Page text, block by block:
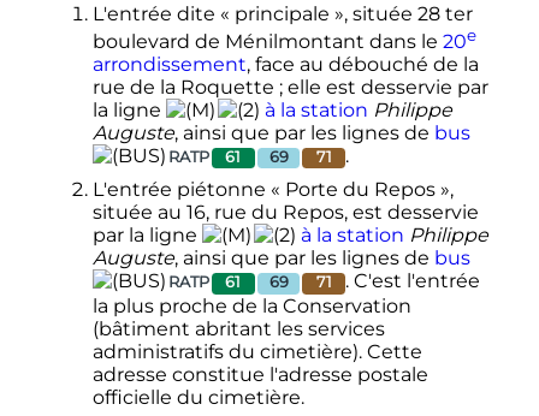
L'entrée dite « principale », située 28 ter
boulevard de Ménilmontant dans le 20e
arrondissement, face au débouché de la
rue de la Roquette ; elle est desservie par
la ligne
à la station Philippe
Auguste, ainsi que par les lignes de bus
RATP 61 69 71
.
L'entrée piétonne « Porte du Repos »,
située au 16, rue du Repos, est desservie
par la ligne
à la station Philippe
Auguste, ainsi que par les lignes de bus
RATP 61 69 71
. C'est l'entrée
la plus proche de la Conservation
(bâtiment abritant les services
administratifs du cimetière). Cette
adresse constitue l'adresse postale
officielle du cimetière.